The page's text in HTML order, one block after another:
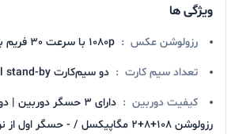
ویژگی ها
رزولوشن عکس : 1080p با سرعت 30 فریم بر ثانیه
تعداد سیم کارت : دو سیم‌کارت dual stand-by (نانو سیم)
کیفیت دوربین :
دارای ۳ حسگر دوربین